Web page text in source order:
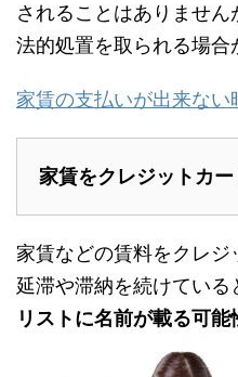
されることはありませ
法的処置を取られる場合
家賃の支払いが出来な
家賃をクレジットカ
家賃などの賃料をクレジ
延滞や滞納を続けている
リストに名前が載る可能